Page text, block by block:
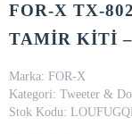
FOR-X TX-
TAMİR KİTİ
Marka: FOR-X
Kategori: Tweeter &
Stok Kodu: